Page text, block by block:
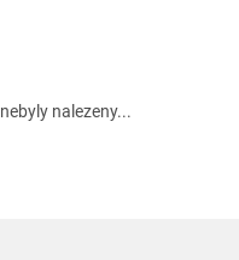
nebyly nalezeny...